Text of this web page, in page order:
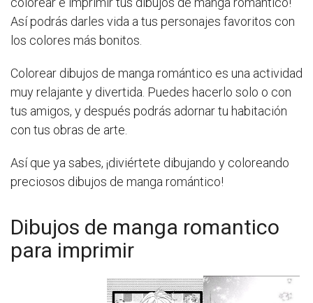
Así podrás darles vida a tus personajes favoritos con
los colores más bonitos.
Colorear dibujos de manga romántico es una actividad
muy relajante y divertida. Puedes hacerlo solo o con
tus amigos, y después podrás adornar tu habitación
con tus obras de arte.
Así que ya sabes, ¡diviértete dibujando y coloreando
preciosos dibujos de manga romántico!
Dibujos de manga romantico
para imprimir